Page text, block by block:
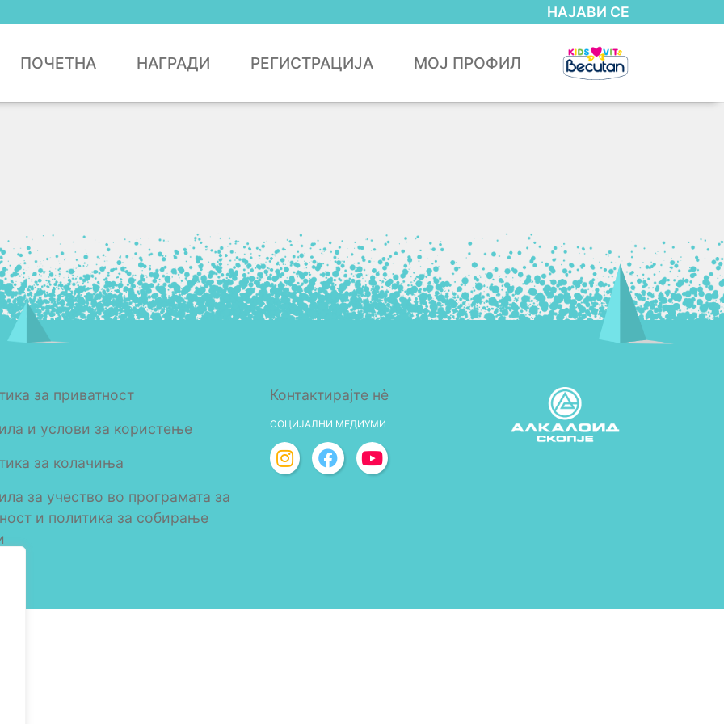
НАЈАВИ СЕ
ПОЧЕТНА НАГРАДИ РЕГИСТРАЦИЈА МОЈ ПРОФИЛ
за приватност
и услови за користење
за колачиња
за учество во програмата за
и политика за собирање
Контактирајте нè
СОЦИЈАЛНИ МЕДИУМИ